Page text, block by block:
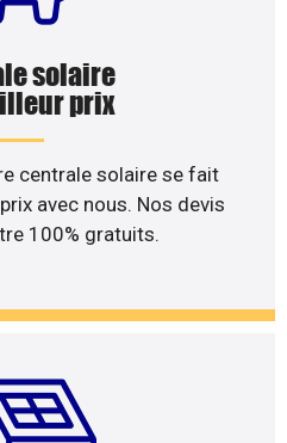
solaire
prix
centrale solaire se fait
avec nous. Nos devis
100% gratuits.